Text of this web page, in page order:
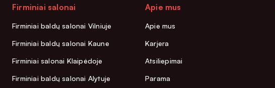
Firminiai salonai
Firminiai baldų salonai Vilniuje
Firminiai baldų salonai Kaune
Firminiai salonai Klaipėdoje
Firminiai baldų salonai Alytuje
Apie mus
Apie mus
Karjera
Atsiliepimai
Parama